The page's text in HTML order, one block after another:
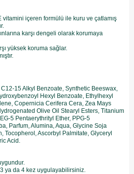
vitamini içeren formülü ile kuru ve çatlamış
karşı dengeli olarak korumaya
yüksek koruma sağlar.
15 Alkyl Benzoate, Synthetic Beeswax,
Hexyl Benzoate, Ethylhexyl
Copernicia Cerifera Cera, Zea Mays
Olive Oil Stearyl Esters, Titanium
5 Pentaerythrityl Ether, PPG-5
Parfum, Alumina, Aqua, Glycine Soja
Tocopherol, Ascorbyl Palmitate, Glyceryl
Acid.
3 ya da 4 kez uygulayabilirsiniz.